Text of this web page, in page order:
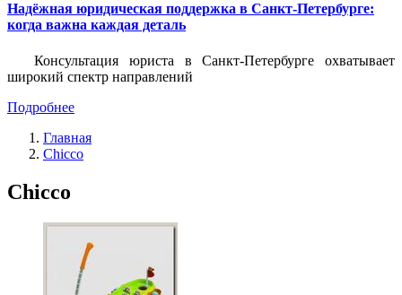
Надёжная юридическая поддержка в Санкт-Петербурге:
когда важна каждая деталь
Консультация юриста в Санкт-Петербурге охватывает
широкий спектр направлений
Подробнее
Главная
Chicco
Chicco